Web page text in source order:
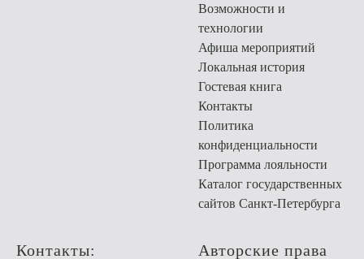
Возможности и
технологии
Афиша мероприятий
Локальная история
Гостевая книга
Контакты
Политика
конфиденциальности
Программа лояльности
Каталог государственных
сайтов Санкт-Петербурга
Контакты: Авторские права